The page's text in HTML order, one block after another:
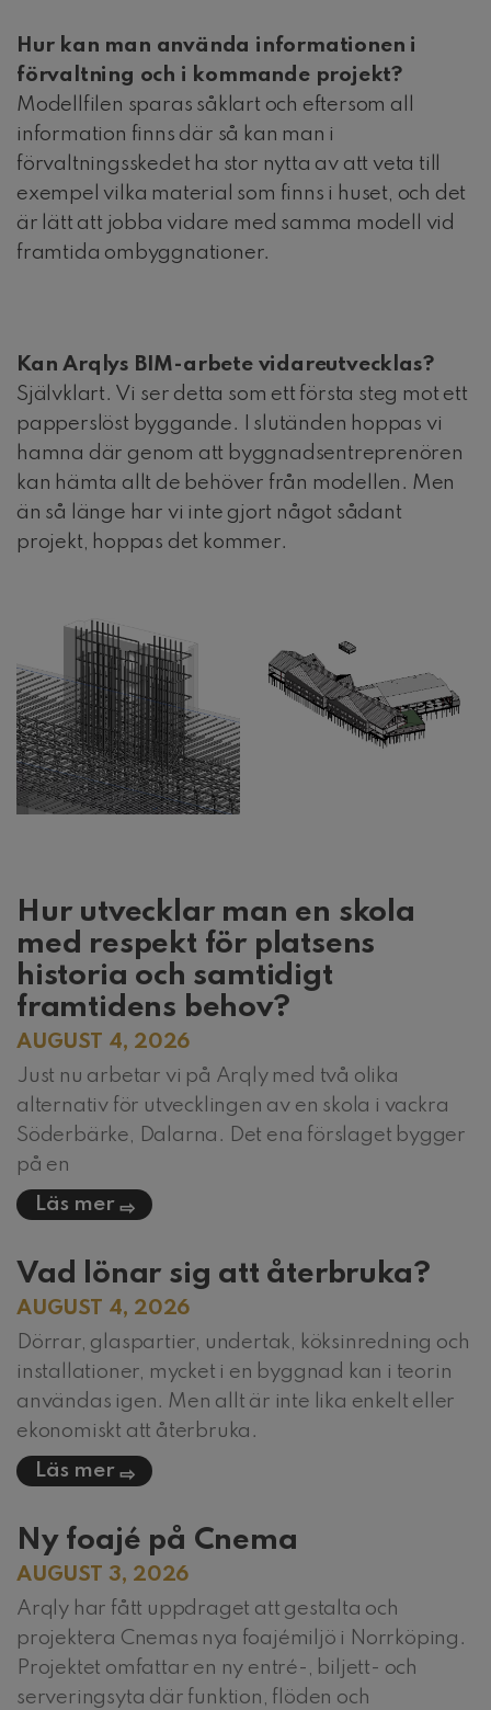
Hur kan man använda informationen i
förvaltning och i kommande projekt?
Modellfilen sparas såklart och eftersom all
information finns där så kan man i
förvaltningsskedet ha stor nytta av att veta till
exempel vilka material som finns i huset, och det
är lätt att jobba vidare med samma modell vid
framtida ombyggnationer.
Kan Arqlys BIM-arbete vidareutvecklas?
Självklart. Vi ser detta som ett första steg mot ett
papperslöst byggande. I slutänden hoppas vi
hamna där genom att byggnadsentreprenören
kan hämta allt de behöver från modellen. Men
än så länge har vi inte gjort något sådant
projekt, hoppas det kommer.
Hur utvecklar man en skola
med respekt för platsens
historia och samtidigt
framtidens behov?
AUGUST 4, 2026
Just nu arbetar vi på Arqly med två olika
alternativ för utvecklingen av en skola i vackra
Söderbärke, Dalarna. Det ena förslaget bygger
på en
Läs mer
Vad lönar sig att återbruka?
AUGUST 4, 2026
Dörrar, glaspartier, undertak, köksinredning och
installationer, mycket i en byggnad kan i teorin
användas igen. Men allt är inte lika enkelt eller
ekonomiskt att återbruka.
Läs mer
Ny foajé på Cnema
AUGUST 3, 2026
Arqly har fått uppdraget att gestalta och
projektera Cnemas nya foajémiljö i Norrköping.
Projektet omfattar en ny entré-, biljett- och
serveringsyta där funktion, flöden och